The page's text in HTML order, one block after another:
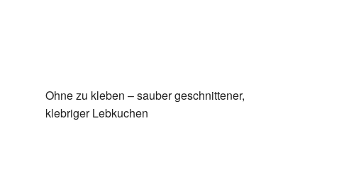
Ohne zu kleben – sauber geschnittener,
klebriger Lebkuchen